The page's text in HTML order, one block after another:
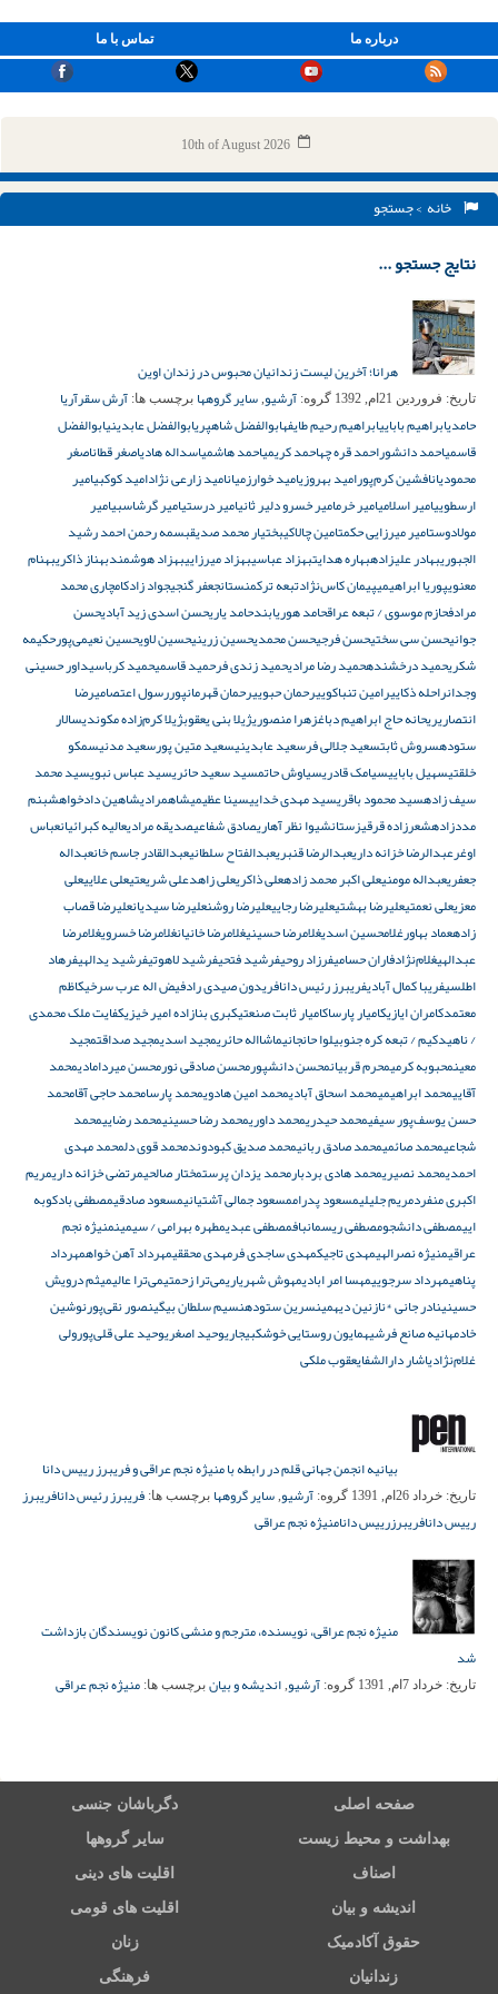
تماس با ما درباره ما
10th of August 2026
خانه > جستجو
نتایج جستجو ...
هرانا؛ آخرین لیست زندانیان محبوس در زندان اوین
تاریخ: فروردین 21ام, 1392 گروه: آرشیو, سایر گروهها برچسب ها: آرش سقرآریا
حامدیابراهیم باباییابراهیم رحیم طایفهابوالفضل شاهپریابوالفضل عابدینیابوالفضل
قاسمیاحمد دانشوراحمد قره چهاحمد کریمیاحمد هاشمیاسداله هادیاصغر قطاناصغر
محمودیانافشین کرم‌پورامید بهروزیامید خوارزمیانامید زارعی نژادامید کوکبیامیر
ارسطوییامیر اسلامیامیر خرمامیر خسرو دلیر ثانیامیر درستیامیر گرشاسبیامیر
مولادوستامیر میرزایی حکمتامین چالاکیبختیار محمد صدیقبسمه رحمن احمد رشید
الجبوریبهادر علیزادهبهاره هدایتبهزاد عباسیبهزاد میرزاییبهزاد هوشمندبهناز ذاکریبهنام
معنویپوریا ابراهیمیپیمان کاس‌نژادتبعه ترکمنستانجعفر گنجیجواد زادکامچاری محمد
مرادفحازم موسوی / تبعه عراقحامد هوریابندحامد یاریحسن اسدی زید آبادیحسن
جوانیحسن سی سختیحسن فرجیحسن محمدیحسین زرینیحسین لاویحسین نعیمی‌پورحکیمه
شکریحمید درخشندهحمید رضا مرادیحمید زندی فرحمید قاسمیحمید کرباسیداور حسینی
وجدانراحله ذکاییرامین تنباکوییرحمان حبوییرحمان قهرمانپوررسول اعتصامیرضا
انتصاریریحانه حاج ابراهیم دباغزهرا منصوریژیلا بنی یعقوبژیلا کرم‌زاده مکوندیسالار
ستودهسروش ثابتسعید جلالی فرسعید عابدینیسعید متین پورسعید مدنیسمکو
خلقتیسهیل باباییسیامک قادریسیاوش حاتمسید سعید حائریسید عباس نبویسید محمد
سیف زادهسید محمود باقریسید مهدی خداییسینا عظیمیشاهمرادیشاهین دادخواهشبنم
مددزادهشعرزاده قرقیزستانشیوا نظر آهاریصادق شفاعیصدیقه مرادیعالیه کبرائیانعباس
اوغرعبدالرضا خزانه داریعبدالرضا قنبریعبدالفتاح سلطانیعبدالقادر جاسم خانعبداله
جعفریعبداله مومنیعلی اکبر محمد زادهعلی ذاکریعلی زاهدعلی شریعتیعلی علاییعلی
معزیعلی نعمتیعلیرضا بهشتیعلیرضا رجاییعلیرضا روشنعلیرضا سیدیانعلیرضا قصاب
زادهعماد بهاورغلامحسین اسدیغلامرضا حسینیغلامرضا خانیانغلامرضا خسرویغلامرضا
عبدالهیغلام‌نژادفاران حسامیفرزاد روحیفرشید فتحیفرشید لاهوتیفرشید یدالهیفرهاد
اطلسیفریبا کمال آبادیفریبرز رئیس دانافریدون صیدی رادفیض اله عرب سرخیکاظم
معتمدکامران ایازیکامیار پارساکامیار ثابت صنعتیکبری بنازاده امیر خیزیکفایت ملک محمدی
/ ناهیدکیم / تبعه کره جنوبیلوا حانجانیماشااله حائریمجید اسدیمجید صداقتمجید
معینمحبوبه کرمیمحرم قربیانمحسن دانشپورمحسن صادقی نورمحسن میردامادیمحمد
آقاییمحمد ابراهیمیمحمد اسحاق آبادیمحمد امین هادویمحمد پارسامحمد حاجی آقامحمد
حسن یوسف‌پور سیفیمحمد حیدریمحمد داوریمحمد رضا حسینیمحمد رضاییمحمد
شجاعیمحمد صائمیمحمد صادق ربانیمحمد صدیق کبودوندمحمد قوی دلمحمد مهدی
احمدیمحمد نصیریمحمد هادی بردبارمحمد یزدان پرستمختار صالحیمرتضی خزانه داریمریم
اکبری منفردمریم جلیلیمسعود پدراممسعود جمالی آشتیانیمسعود صادقیمصطفی بادکوبه
اییمصطفی دانشجومصطفی ریسمانبافمصطفی عبدیمطهره بهرامی / سیمینمنیژه نجم
عراقیمنیژه نصرالهیمهدی تاجیکمهدی ساجدی فرمهدی محققیمهرداد آهن خواهمهرداد
پناهیمهرداد سرجوییمهسا امر ابادیمهوش شهریاریمی‌ترا زحمتیمی‌ترا عالیمیثم درویش
حسینینادر جانی *نازنین دیهمینسرین ستودهنسیم سلطان بیگینصور نقی‌پورنوشین
خادمهانیه صانع فرشیهمایون روستایی خوشکبیجاریوحید اصغریوحید علی قلی‌پورولی
غلام‌نژادیاشار دارالشفایعقوب ملکی
بیانیه انجمن جهانی قلم در رابطه با منیژه نجم عراقی و فریبرز رییس دانا
تاریخ: خرداد 26ام, 1391 گروه: آرشیو, سایر گروهها برچسب ها: فریبرز رئیس دانافریبرز
رییس دانافریبرزرییس دانامنیژه نجم عراقی
منیژه نجم عراقی، نویسنده، مترجم و منشی کانون نویسندگان بازداشت
شد
تاریخ: خرداد 7ام, 1391 گروه: آرشیو, اندیشه و بیان برچسب ها: منیژه نجم عراقی
صفحه اصلی دگرباشان جنسی
بهداشت و محیط زیست سایر گروهها
اصناف اقلیت های دینی
اندیشه و بیان اقلیت های قومی
حقوق آکادمیک زنان
زندانیان فرهنگی